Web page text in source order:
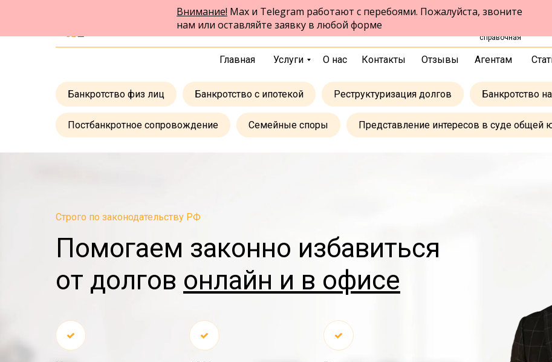
Внимание! Max и Telegram работают с перебоями. Пожалуйста, звоните
нам или оставляйте заявку в любой форме
Юридическая помощь по всей России
ФПК Альтернатива
Главная Услуги О нас Контакты Отзывы Агентам
Выбрать город
справочная
+7 (383) 388-72-90
Банкротство физ лиц Банкротство с ипотекой Реструктуризация долгов Банкротство
Постбанкротное сопровождение Семейные споры Представление интересов в суде общей
Строго по законодательству РФ
Помогаем законно избавиться
от долгов онлайн и в офисе